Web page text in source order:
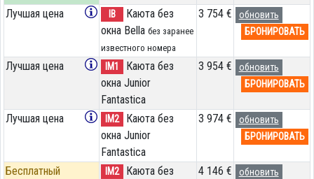
Лучшая цена IB
Каюта без
окна Bella без заранее
известного номера
3 754 €
обновить
БРОНИРОВАТЬ
Лучшая цена IM1
Каюта без
окна Junior
Fantastica
3 954 €
обновить
БРОНИРОВАТЬ
Лучшая цена IM2
Каюта без
окна Junior
Fantastica
3 974 €
обновить
БРОНИРОВАТЬ
Бесплатный
IM2
Каюта без
4 146 €
обновить